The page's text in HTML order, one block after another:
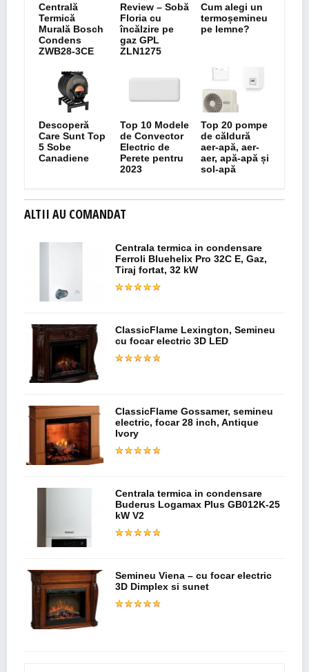
Centrală
Termică
Murală Bosch
Condens
ZWB28-3CE
Review – Sobă
Floria cu
încălzire pe
gaz GPL
ZLN1275
Cum alegi un
termoșemineu
pe lemne?
Descoperă
Care Sunt Top
5 Sobe
Canadiene
Top 10 Modele
de Convector
Electric de
Perete pentru
2023
Top 20 pompe
de căldură
aer-apă, aer-
aer, apă-apă și
sol-apă
ALTII AU COMANDAT
Centrala termica in condensare
Ferroli Bluehelix Pro 32C E, Gaz,
Tiraj fortat, 32 kW
ClassicFlame Lexington, Semineu
cu focar electric 3D LED
ClassicFlame Gossamer, semineu
electric, focar 28 inch, Antique
Ivory
Centrala termica in condensare
Buderus Logamax Plus GB012K-25
kW V2
Semineu Viena – cu focar electric
3D Dimplex si sunet